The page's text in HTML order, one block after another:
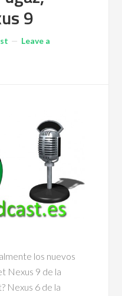
9
Leave a
los nuevos
Nexus 9 de la
Nexus 6 de la